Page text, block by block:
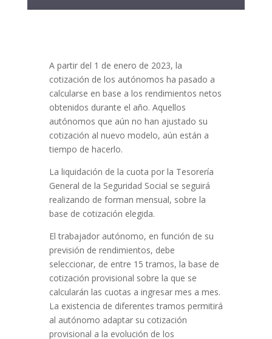
A partir del 1 de enero de 2023, la
cotización de los autónomos ha pasado a
calcularse en base a los rendimientos netos
obtenidos durante el año. Aquellos
autónomos que aún no han ajustado su
cotización al nuevo modelo, aún están a
tiempo de hacerlo.
La liquidación de la cuota por la Tesorería
General de la Seguridad Social se seguirá
realizando de forman mensual, sobre la
base de cotización elegida.
El trabajador autónomo, en función de su
previsión de rendimientos, debe
seleccionar, de entre 15 tramos, la base de
cotización provisional sobre la que se
calcularán las cuotas a ingresar mes a mes.
La existencia de diferentes tramos permitirá
al autónomo adaptar su cotización
provisional a la evolución de los